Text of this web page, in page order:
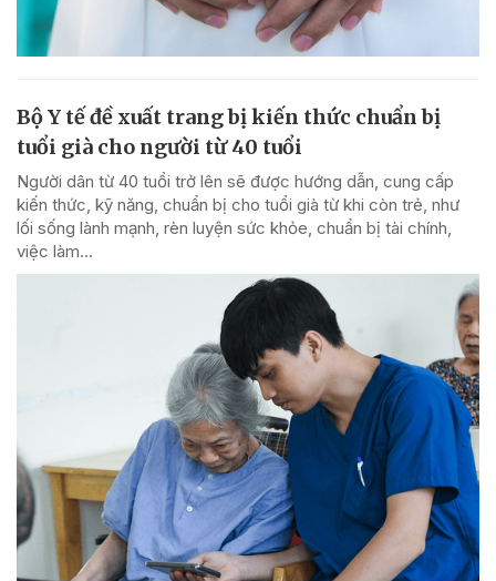
Bộ Y tế đề xuất trang bị kiến thức chuẩn bị
tuổi già cho người từ 40 tuổi
Người dân từ 40 tuổi trở lên sẽ được hướng dẫn, cung cấp
kiến thức, kỹ năng, chuẩn bị cho tuổi già từ khi còn trẻ, như
lối sống lành mạnh, rèn luyện sức khỏe, chuẩn bị tài chính,
việc làm...